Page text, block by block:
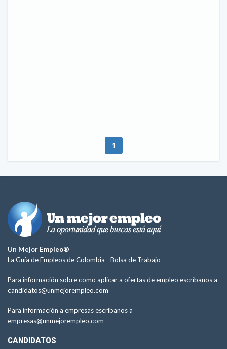
1
Un Mejor Empleo®
La Guía de Empleos de Colombia - Bolsa de Trabajo
Para información sobre como aplicar a ofertas de empleo escríbanos a
candidatos@unmejorempleo.com
Para información a empresas escríbanos a
empresas@unmejorempleo.com
CANDIDATOS